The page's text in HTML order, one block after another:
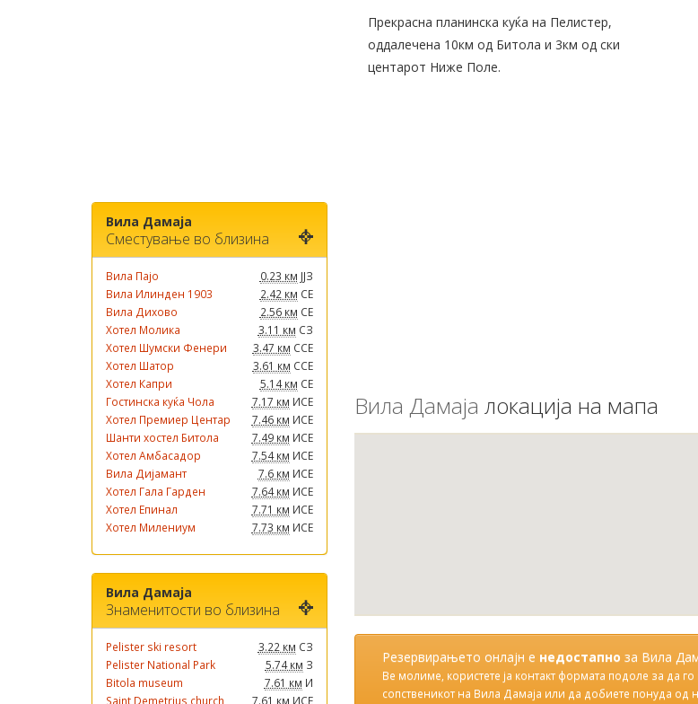
Вила Дамаја
Сместување во близина
Вила Пајо 0.23 км ЈЈЗ
Вила Илинден 1903
2.42 км СЕ
Вила Дихово
2.56 км СЕ
Хотел Молика
3.11 км СЗ
Хотел Шумски Фенери
3.47 км ССЕ
Хотел Шатор
3.61 км ССЕ
Хотел Капри
5.14 км СЕ
Гостинска куќа Чола
7.17 км ИСЕ
Хотел Премиер Центар
7.46 км ИСЕ
Шанти хостел Битола
7.49 км ИСЕ
Хотел Амбасадор
7.54 км ИСЕ
Вила Дијамант
7.6 км ИСЕ
Хотел Гала Гарден
7.64 км ИСЕ
Хотел Епинал
7.71 км ИСЕ
Хотел Милениум
7.73 км ИСЕ
Вила Дамаја
Знаменитости во близина
Pelister ski resort 3.22 км СЗ
Pelister National Park
5.74 км З
Bitola museum
7.61 км И
Saint Demetrius church
7.61 км ИСЕ
Прекрасна планинска куќа на Пелистер,
оддалечена 10км од Битола и 3км од ски
центарот Ниже Поле.
Вила Дамаја локација на мапа
Резервирањето онлајн е недостапно за Вила
Ве молиме, користете ја контакт формата подоле за да го
сопственикот на Вила Дамаја или да добиете понуда од